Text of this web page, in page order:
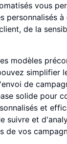
vous
personnalisés
de la
modèles
simplifier
de
solide pour
et
suivre et
de vos